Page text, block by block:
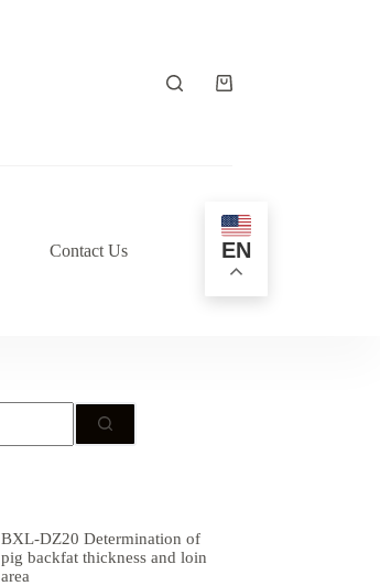
购
Contact Us EN
BXL-DZ20 Determination of
pig backfat thickness and loin
area